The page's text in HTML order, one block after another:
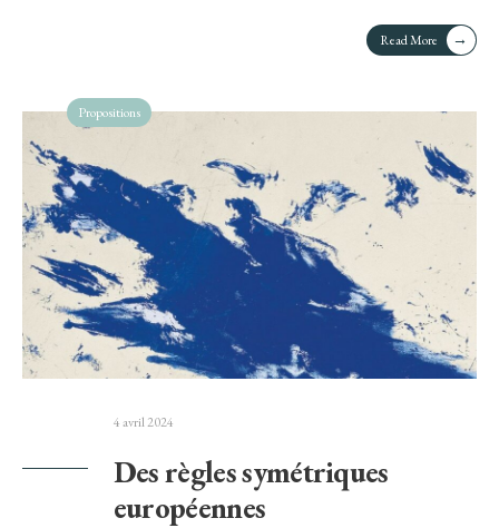
Read More →
Propositions
4 avril 2024
Des règles symétriques
européennes